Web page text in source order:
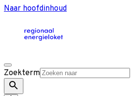
Naar hoofdinhoud
Zoekterm